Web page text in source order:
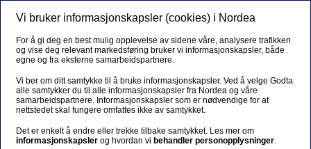
Vi bruker informasjonskapsler (cookies) i Nordea
For å gi deg en best mulig opplevelse av sidene våre, analysere trafikken
og vise deg relevant markedsføring bruker vi informasjonskapsler, både
egne og fra eksterne samarbeidspartnere.
Vi ber om ditt samtykke til å bruke informasjonskapsler. Ved å velge Godta
alle samtykker du til alle informasjonskapsler fra Nordea og våre
samarbeidspartnere. Informasjonskapsler som er nødvendige for at
nettstedet skal fungere omfattes ikke av samtykket.
Det er enkelt å endre eller trekke tilbake samtykket. Les mer om
informasjonskapsler og hvordan vi behandler personopplysninger.